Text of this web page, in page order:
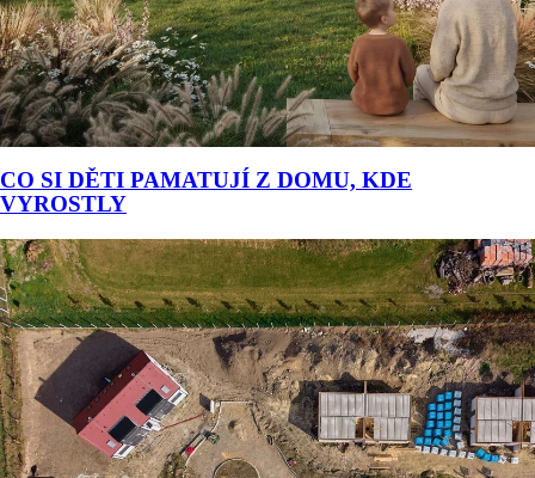
CO SI DĚTI PAMATUJÍ Z DOMU, KDE
VYROSTLY